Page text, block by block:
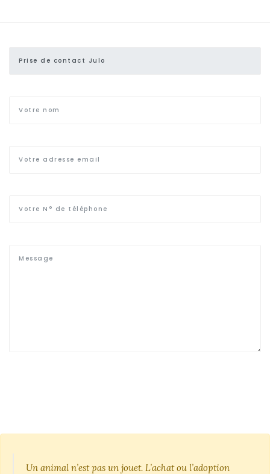
Un animal n’est pas un jouet. L’achat ou l’adoption